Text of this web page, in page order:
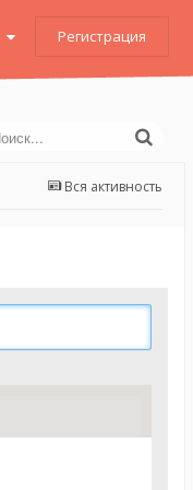
Регистрация
Вся активность